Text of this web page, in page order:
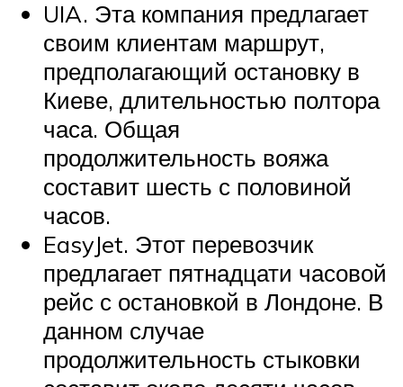
UIA. Эта компания предлагает
своим клиентам маршрут,
предполагающий остановку в
Киеве, длительностью полтора
часа. Общая
продолжительность вояжа
составит шесть с половиной
часов.
EasyJet. Этот перевозчик
предлагает пятнадцати часовой
рейс с остановкой в Лондоне. В
данном случае
продолжительность стыковки